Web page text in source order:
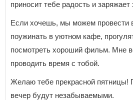
приносит тебе радость и заряжает
Если хочешь, мы можем провести
поужинать в уютном кафе,
посмотреть хороший фильм. Мне
проводить время с тобой.
Желаю тебе прекрасной пятницы!
вечер будут незабываемыми.